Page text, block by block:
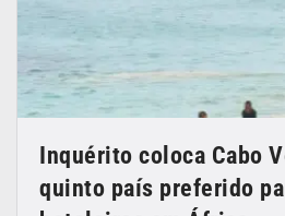
Inquérito coloca Cabo
quinto país preferido